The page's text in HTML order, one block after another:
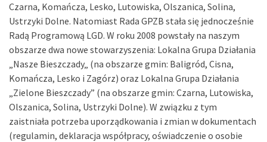
Czarna, Komańcza, Lesko, Lutowiska, Olszanica, Solina,
Ustrzyki Dolne. Natomiast Rada GPZB stała się jednocześnie
Radą Programową LGD. W roku 2008 powstały na naszym
obszarze dwa nowe stowarzyszenia: Lokalna Grupa Działania
„Nasze Bieszczady„ (na obszarze gmin: Baligród, Cisna,
Komańcza, Lesko i Zagórz) oraz Lokalna Grupa Działania
„Zielone Bieszczady” (na obszarze gmin: Czarna, Lutowiska,
Olszanica, Solina, Ustrzyki Dolne). W związku z tym
zaistniała potrzeba uporządkowania i zmian w dokumentach
(regulamin, deklaracja współpracy, oświadczenie o osobie